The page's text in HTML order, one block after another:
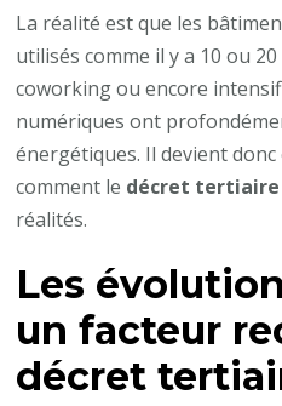
La réalité est que les
utilisés comme il y a 10 ou
coworking ou encore
numériques ont
énergétiques. Il devient
comment le décret tertiaire
réalités.
Les
un facteur
décret